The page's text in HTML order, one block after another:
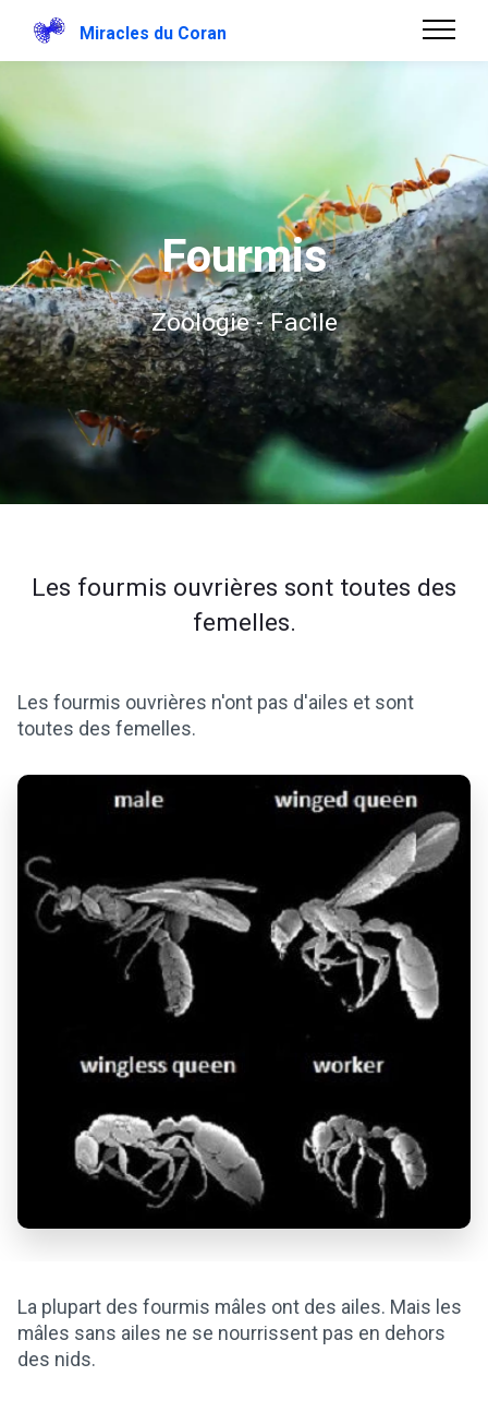
Miracles du Coran
Fourmis
Zoologie - Facile
Les fourmis ouvrières sont toutes des
femelles.
Les fourmis ouvrières n'ont pas d'ailes et sont
toutes des femelles.
La plupart des fourmis mâles ont des ailes. Mais les
mâles sans ailes ne se nourrissent pas en dehors
des nids.